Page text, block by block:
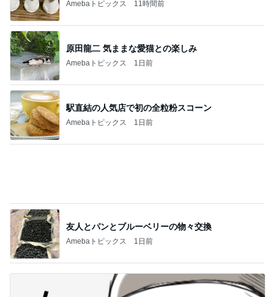
主人と死別し再婚するかという悩み
Amebaトピックス
娘との旅行で起きたハプニング
Amebaトピックス
とっても新鮮だったガーリー衣装
Amebaトピックス